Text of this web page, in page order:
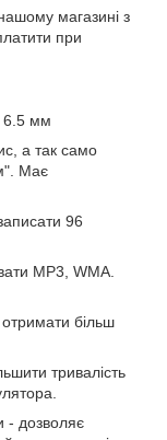
магазині з
при
6.5 мм
а так само
Має
96
MP3, WMA.
більш
тривалість
- дозволяє